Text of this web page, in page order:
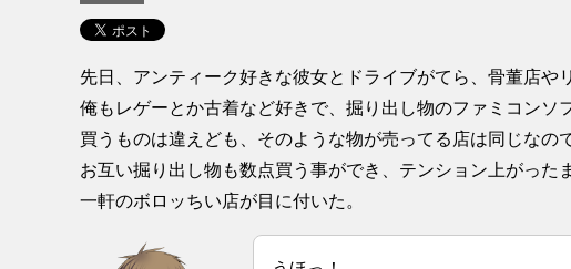
先日、アンティーク好きな彼女とドライブがてら、骨董店や
俺もレゲーとか古着など好きで、掘り出し物のファミコンソ
買うものは違えども、そのような物が売ってる店は同じなの
お互い掘り出し物も数点買う事ができ、テンション上がった
一軒のボロッちい店が目に付いた。